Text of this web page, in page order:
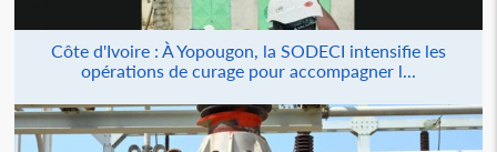
Côte d'Ivoire : À Yopougon, la SODECI intensifie les
opérations de curage pour accompagner l...